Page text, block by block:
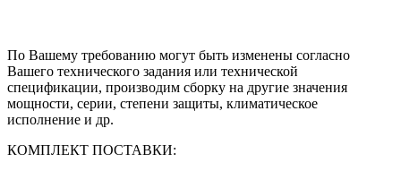
По Вашему требованию могут быть изменены согласно
Вашего технического задания или технической
спецификации, производим сборку на другие значения
мощности, серии, степени защиты, климатическое
исполнение и др.
КОМПЛЕКТ ПОСТАВКИ: